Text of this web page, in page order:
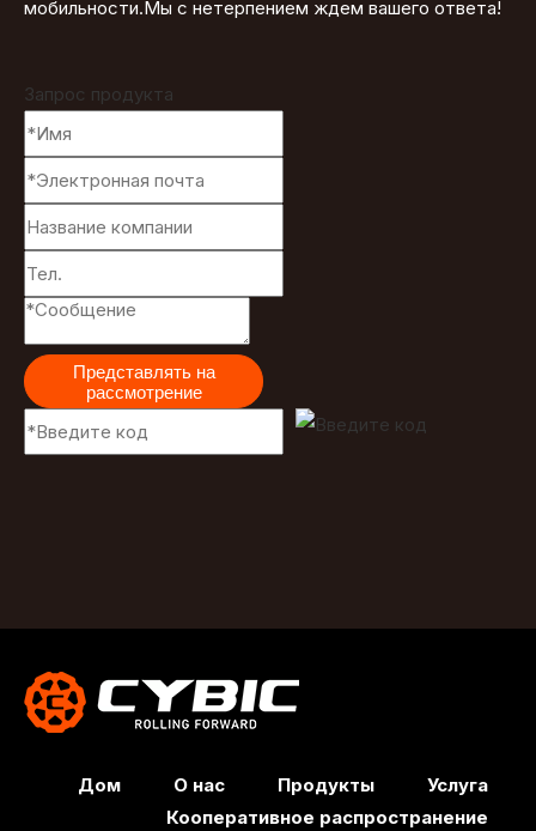
мобильности.Мы с нетерпением ждем вашего ответа!
Запрос продукта
Представлять на
рассмотрение
Дом О нас Продукты
Услуга
Кооперативное распространение